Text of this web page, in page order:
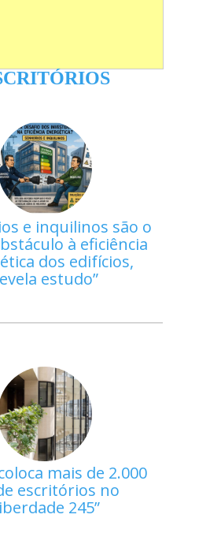
e inquilinos são o
à eficiência
dos edifícios,
estudo
mais de 2.000
escritórios no
245